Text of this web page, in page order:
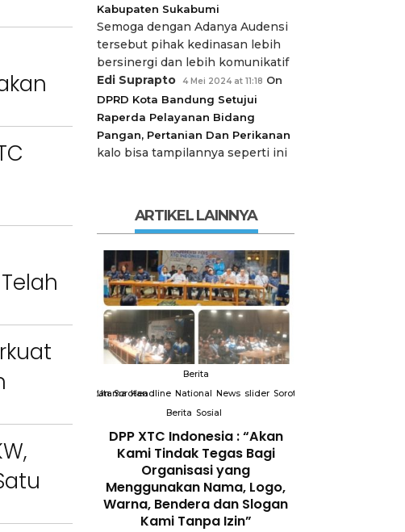
Kabupaten Sukabumi
Semoga dengan Adanya Audensi
tersebut pihak kedinasan lebih
bersinergi dan lebih komunikatif
Edi Suprapto
4 Mei 2024 at 11:18 On
DPRD Kota Bandung Setujui
Raperda Pelayanan Bidang
Pangan, Pertanian Dan Perikanan
kalo bisa tampilannya seperti ini
ARTIKEL LAINNYA
Sorotan Sorotan
dengan
Peran
Menjaga
di Era Digital
Berita
Utama Headline National News slider Sorotan
Berita Sosial
DPP XTC Indonesia : “Akan
Kami Tindak Tegas Bagi
Organisasi yang
Menggunakan Nama, Logo,
Warna, Bendera dan Slogan
Kami Tanpa Izin”